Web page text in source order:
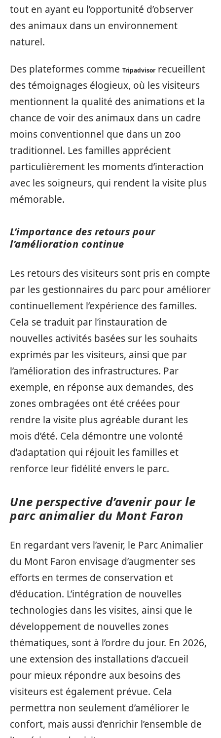
tout en ayant eu l’opportunité d’observer
des animaux dans un environnement
naturel.
Des plateformes comme Tripadvisorrecueillent
des témoignages élogieux, où les visiteurs
mentionnent la qualité des animations et la
chance de voir des animaux dans un cadre
moins conventionnel que dans un zoo
traditionnel. Les familles apprécient
particulièrement les moments d’interaction
avec les soigneurs, qui rendent la visite plus
mémorable.
L’importance des retours pour
l’amélioration continue
Les retours des visiteurs sont pris en compte
par les gestionnaires du parc pour améliorer
continuellement l’expérience des familles.
Cela se traduit par l’instauration de
nouvelles activités basées sur les souhaits
exprimés par les visiteurs, ainsi que par
l’amélioration des infrastructures. Par
exemple, en réponse aux demandes, des
zones ombragées ont été créées pour
rendre la visite plus agréable durant les
mois d’été. Cela démontre une volonté
d’adaptation qui réjouit les familles et
renforce leur fidélité envers le parc.
Une perspective d’avenir pour le
parc animalier du Mont Faron
En regardant vers l’avenir, le Parc Animalier
du Mont Faron envisage d’augmenter ses
efforts en termes de conservation et
d’éducation. L’intégration de nouvelles
technologies dans les visites, ainsi que le
développement de nouvelles zones
thématiques, sont à l’ordre du jour. En 2026,
une extension des installations d’accueil
pour mieux répondre aux besoins des
visiteurs est également prévue. Cela
permettra non seulement d’améliorer le
confort, mais aussi d’enrichir l’ensemble de